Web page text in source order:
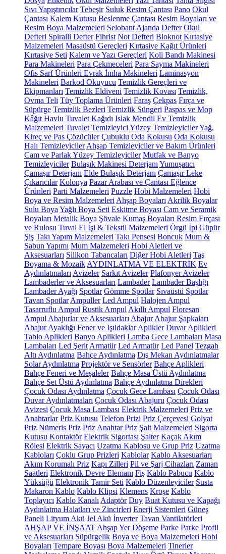
Sıvı Yapıştırıcılar Tebeşir Suluk Resim Çantası Pano Okul
Çantası Kalem Kutusu Beslenme Çantası Resim Boyaları ve
Resim Boya Malzemeleri Selobant Ajanda Defter Okul
Defteri Spiralli Defter Fihrist Not Defteri Bloknot Kırtasiye
Malzemeleri Masaüstü Gereçleri Kırtasiye Kağıt Ürünleri
Kırtasiye Seti Kalem ve Yazı Gereçleri Koli Bandı Makinesi
Para Makineleri Para Çekmeceleri Para Sayma Makineleri
Ofis Sarf Ürünleri Evrak İmha Makineleri Laminasyon
Makineleri Barkod Okuyucu Temizlik Gereçleri ve
Ekipmanları Temizlik Eldiveni Temizlik Kovası Temizlik,
Ovma Teli Tüy Toplama Ürünleri Faraş Çekpas Fırça ve
Süpürge Temizlik Bezleri Temizlik Süngeri Paspas ve Mop
Kâğıt Havlu Tuvalet Kağıdı Islak Mendil Ev Temizlik
Malzemeleri Tuvalet Temizleyici Yüzey TemizleyicilerYağ,
Kireç ve Pas Çözücüler Çubuklu Oda Kokusu Oda Kokusu
Halı Temizleyiciler Ahşap Temizleyiciler ve Bakım Ürünleri
Cam ve Parlak Yüzey Temizleyiciler Mutfak ve Banyo
Temizleyiciler Bulaşık Makinesi Deterjanı Yumuşatıcı
Çamaşır Deterjanı Elde Bulaşık Deterjanı Çamaşır Leke
Çıkarıcılar Kolonya Pazar Arabası ve Çantası Eğlence
Ürünleri Parti Malzemeleri Puzzle Hobi Malzemeleri Hobi
Boya ve Resim Malzemeleri Ahşap Boyaları Akrilik Boyalar
Sulu Boya Yağlı Boya Seti Eskitme Boyası Cam ve Seramik
Boyaları Metalik Boya Şövale Kumaş Boyaları Resim Fırçası
ve Rulosu Tuval El İşi & Tekstil Malzemeleri Örgü İpi Güpür
Şiş Takı Yapım Malzemeleri Takı Pensesi Boncuk Mum &
Sabun Yapımı Mum Malzemeleri Hobi Aletleri ve
Aksesuarları Silikon Tabancaları Diğer Hobi Aletleri Taş
Boyama & Mozaik AYDINLATMA VE ELEKTRİK Ev
Aydınlatmaları Avizeler Sarkıt Avizeler Plafonyer Avizeler
Lambaderler ve Aksesuarları Lambader Lambader Başlığı
Lambader Ayağı Spotlar Gömme Spotlar Sıvaüstü Spotlar
Tavan Spotlar Ampuller Led Ampul Halojen Ampul
Tasarruflu Ampul Rustik Ampul Akıllı Ampul Floresan
Ampul Abajurlar ve Aksesuarları Abajur Abajur Şapkaları
Abajur Ayaklığı Fener ve Işıldaklar Aplikler Duvar Aplikleri
Tablo Aplikleri Banyo Aplikleri Lamba Gece Lambaları Masa
Lambaları Led Şerit Armatür Led Armatür Led Panel Tezgah
Altı Aydınlatma Bahçe Aydınlatma Dış Mekan Aydınlatmalar
Solar Aydınlatma Projektör ve Sensörler Bahçe Aplikleri
Bahçe Feneri ve Meşaleler Bahçe Masa Üstü Aydınlatma
Bahçe Set Üstü Aydınlatma Bahçe Aydınlatma Direkleri
Çocuk Odası Aydınlatma Çocuk Gece Lambası Çocuk Odası
Duvar Aydınlatmaları Çocuk Odası Abajuru Çocuk Odası
Avizesi Çocuk Masa Lambası Elektrik Malzemeleri Priz ve
Anahtarlar Priz Kutusu Telefon Prizi Priz Çerçevesi Golyat
Priz Nümeris Priz Priz Anahtar Priz Şalt Malzemeleri Sigorta
Kutusu Kontaktör Elektrik Sigortası Şalter Kaçak Akım
Rölesi Elektrik Sayacı Uzatma Kablosu ve Grup Priz Uzatma
Kabloları Çoklu Grup Prizleri Kablolar Kablo Aksesuarları
Akım Korumalı Priz Kapı Zilleri Pil ve Şarj Cihazları Zaman
Saatleri Elektronik Devre Elemanı Fiş Kablo Pabucu Kablo
Yüksüğü Elektronik Tamir Seti Kablo Düzenleyiciler Susta
Makaron Kablo Kablo Klipsi Klemens Kroşe Kablo
Toplayıcı Kablo Kanalı Adaptör Duy Buat Kutusu ve Kapağı
Aydınlatma Halatları ve Zincirleri Enerji Sistemleri Güneş
Paneli Lityum Akü Jel Akü İnverter Tavan Vantilatörleri
AHŞAP VE İNŞAAT Ahşap Yer Döşeme Parke Parke Profil
ve Aksesuarları Süpürgelik Boya ve Boya Malzemeleri Hobi
Boyaları Tempare Boyası Boya Malzemeleri Tinerler